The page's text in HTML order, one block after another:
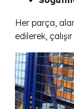
Her parça,
edilerek,